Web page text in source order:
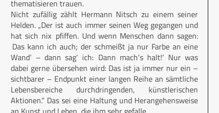
thematisieren trauen.
Nicht zufällig zählt Hermann Nitsch zu einem seiner
Helden. „Der ist auch immer seinen Weg gegangen und
hat sich nix ‚pfiffen. Und wenn Menschen dann sagen:
‚Das kann ich auch; der schmeißt ja nur Farbe an eine
Wand‘ – dann sag‘ ich: ‚Dann mach‘s halt!‘ Nur was
dabei gerne übersehen wird: Das ist ja immer nur ein –
sichtbarer – Endpunkt einer langen Reihe an sämtliche
Lebensbereiche durchdringenden, künstlerischen
Aktionen.“ Das sei eine Haltung und Herangehensweise